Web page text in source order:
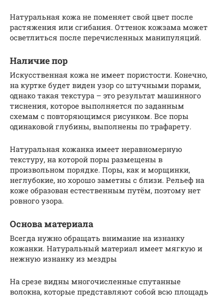
Натуральная кожа не поменяет свой цвет после
растяжения или сгибания. Оттенок кожзама может
осветлиться после перечисленных манипуляций.
Наличие пор
Искусственная кожа не имеет пористости. Конечно,
на куртке будет виден узор со штучными порами,
однако такая текстура – это результат машинного
тиснения, которое выполняется по заданным
схемам с повторяющимся рисунком. Все поры
одинаковой глубины, выполнены по трафарету.
Натуральная кожанка имеет неравномерную
текстуру, на которой поры размещены в
произвольном порядке. Поры, как и морщинки,
неглубокие, но хорошо заметны с близи. Рельеф на
коже образован естественным путём, поэтому нет
ровного узора.
Основа материала
Всегда нужно обращать внимание на изнанку
кожанки. Натуральный материал имеет мягкую и
нежную изнанку из мездры
На срезе видны многочисленные спутанные
волокна, которые представляют собой всю площадь